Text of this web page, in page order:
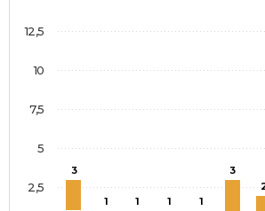
3
1 1 1 1
3
2,5
5
7,5
10
12,5